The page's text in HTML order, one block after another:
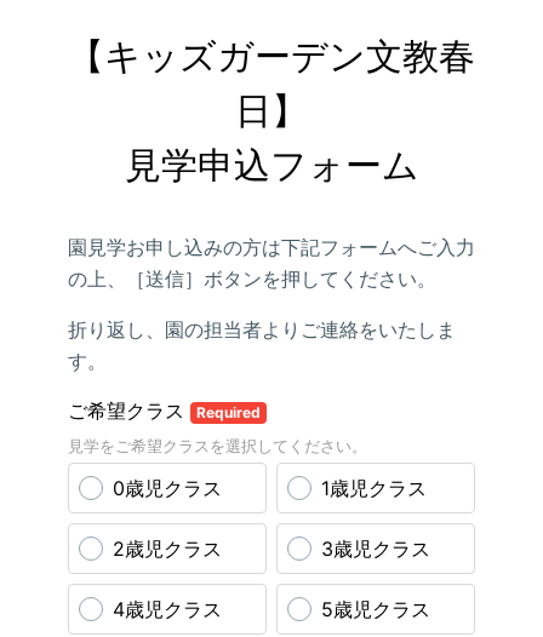
【キッズガーデン文教春
日】
見学申込フォーム
園見学お申し込みの方は下記フォームへご入力
の上、［送信］ボタンを押してください。
折り返し、園の担当者よりご連絡をいたしま
す。
ご希望クラス Required
見学をご希望クラスを選択してください。
0歳児クラス 1歳児クラス
2歳児クラス 3歳児クラス
4歳児クラス 5歳児クラス